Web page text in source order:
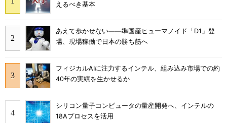
えるべき基本
あえて歩かせない――準国産ヒューマノイド「D1」登
場、現場稼働で日本の勝ち筋へ
フィジカルAIに注力するインテル、組み込み市場での約
40年の実績を生かせるか
シリコン量子コンピュータの量産開発へ、インテルの
18Aプロセスを活用